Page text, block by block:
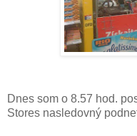
Dnes som o 8.57 hod.
Stores nasledovný